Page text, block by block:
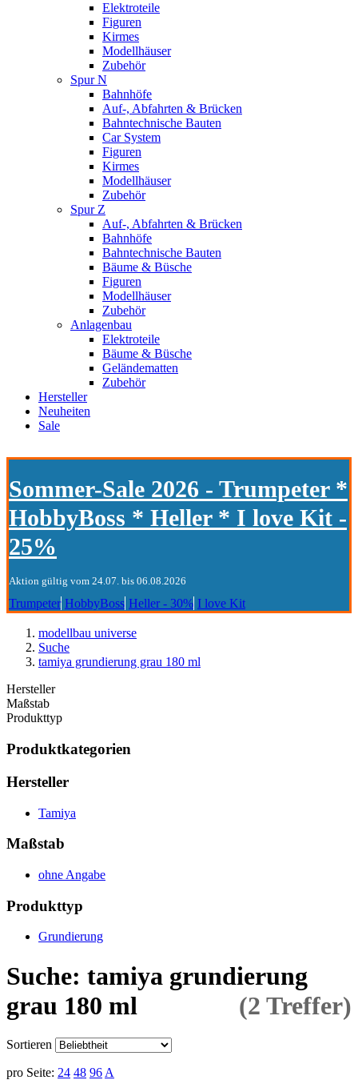
Elektroteile
Figuren
Kirmes
Modellhäuser
Zubehör
Spur N
Bahnhöfe
Auf-, Abfahrten & Brücken
Bahntechnische Bauten
Car System
Figuren
Kirmes
Modellhäuser
Zubehör
Spur Z
Auf-, Abfahrten & Brücken
Bahnhöfe
Bahntechnische Bauten
Bäume & Büsche
Figuren
Modellhäuser
Zubehör
Anlagenbau
Elektroteile
Bäume & Büsche
Geländematten
Zubehör
Hersteller
Neuheiten
Sale
Sommer-Sale 2026 - Trumpeter *
HobbyBoss * Heller * I love Kit -
25%
Aktion gültig vom 24.07. bis 06.08.2026
Trumpeter HobbyBoss Heller - 30% I love Kit
modellbau universe
Suche
tamiya grundierung grau 180 ml
Hersteller
Maßstab
Produkttyp
Produktkategorien
Hersteller
Tamiya
Maßstab
ohne Angabe
Produkttyp
Grundierung
Suche: tamiya grundierung
grau 180 ml
(2 Treffer)
Sortieren
pro Seite: 24 48 96 A